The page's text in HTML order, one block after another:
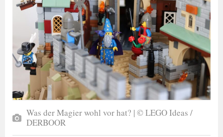
Was der Magier wohl vor hat? | © LEGO Ideas /
DERBOOR